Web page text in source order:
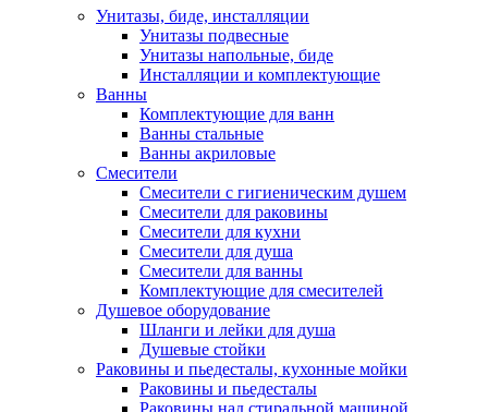
Унитазы, биде, инсталляции
Унитазы подвесные
Унитазы напольные, биде
Инсталляции и комплектующие
Ванны
Комплектующие для ванн
Ванны стальные
Ванны акриловые
Смесители
Смесители с гигиеническим душем
Смесители для раковины
Смесители для кухни
Смесители для душа
Смесители для ванны
Комплектующие для смесителей
Душевое оборудование
Шланги и лейки для душа
Душевые стойки
Раковины и пьедесталы, кухонные мойки
Раковины и пьедесталы
Раковины над стиральной машиной